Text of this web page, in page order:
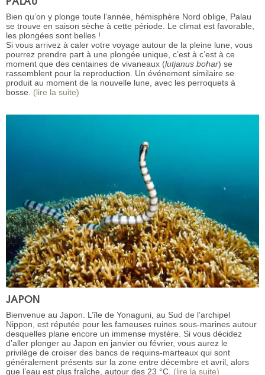
Bien qu’on y plonge toute l’année, hémisphère Nord oblige, Palau
se trouve en saison sèche à cette période. Le climat est favorable,
les plongées sont belles !
Si vous arrivez à caler votre voyage autour de la pleine lune, vous
pourrez prendre part à une plongée unique, c’est à c’est à ce
moment que des centaines de vivaneaux (lutjanus bohar) se
rassemblent pour la reproduction. Un événement similaire se
produit au moment de la nouvelle lune, avec les perroquets à
bosse. (lire la suite)
JAPON
Bienvenue au Japon. L’île de Yonaguni, au Sud de l’archipel
Nippon, est réputée pour les fameuses ruines sous-marines autour
desquelles plane encore un immense mystère. Si vous décidez
d’aller plonger au Japon en janvier ou février, vous aurez le
privilège de croiser des bancs de requins-marteaux qui sont
généralement présents sur la zone entre décembre et avril, alors
que l’eau est plus fraîche, autour des 23 °C. (lire la suite)